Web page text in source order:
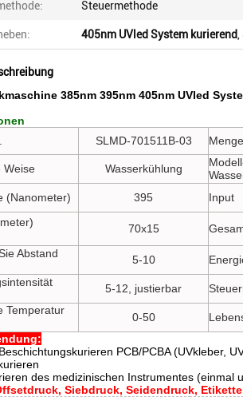
Steuermethode
405nm UVled System kurierend
385nm 395nm 405nm UVled
SLMD-701511B-03
Weise Wasserkühlung
(Nanometer) 395 Input
70x15
Abstand
5-10
5-12, justierbar
Temperatur
0-50
PCB/PCBA (UVkleber,
des medizinischen Instrumentes (einmal
Siebdruck, Seidendruck,